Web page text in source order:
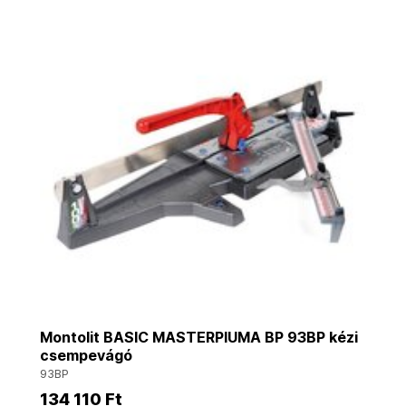
Montolit BASIC MASTERPIUMA BP 93BP kézi
csempevágó
93BP
134 110 Ft